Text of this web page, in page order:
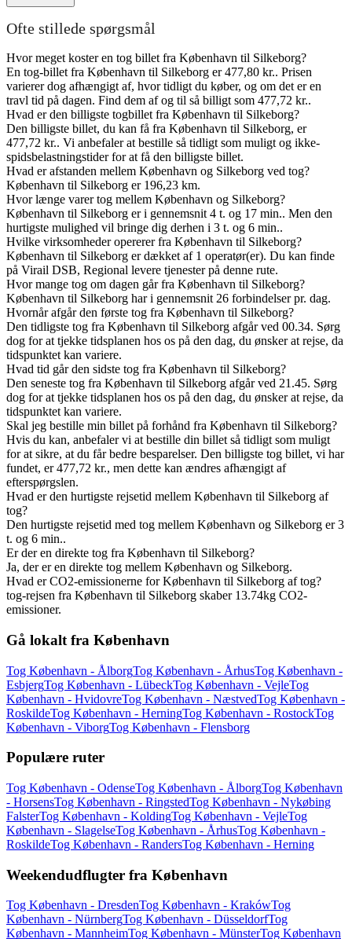
Ofte stillede spørgsmål
Hvor meget koster en tog billet fra København til Silkeborg?
En tog-billet fra København til Silkeborg er 477,80 kr.. Prisen
varierer dog afhængigt af, hvor tidligt du køber, og om det er en
travl tid på dagen. Find dem af og til så billigt som 477,72 kr..
Hvad er den billigste togbillet fra København til Silkeborg?
Den billigste billet, du kan få fra København til Silkeborg, er
477,72 kr.. Vi anbefaler at bestille så tidligt som muligt og ikke-
spidsbelastningstider for at få den billigste billet.
Hvad er afstanden mellem København og Silkeborg ved tog?
København til Silkeborg er 196,23 km.
Hvor længe varer tog mellem København og Silkeborg?
København til Silkeborg er i gennemsnit 4 t. og 17 min.. Men den
hurtigste mulighed vil bringe dig derhen i 3 t. og 6 min..
Hvilke virksomheder opererer fra København til Silkeborg?
København til Silkeborg er dækket af 1 operatør(er). Du kan finde
på Virail DSB, Regional levere tjenester på denne rute.
Hvor mange tog om dagen går fra København til Silkeborg?
København til Silkeborg har i gennemsnit 26 forbindelser pr. dag.
Hvornår afgår den første tog fra København til Silkeborg?
Den tidligste tog fra København til Silkeborg afgår ved 00.34. Sørg
dog for at tjekke tidsplanen hos os på den dag, du ønsker at rejse, da
tidspunktet kan variere.
Hvad tid går den sidste tog fra København til Silkeborg?
Den seneste tog fra København til Silkeborg afgår ved 21.45. Sørg
dog for at tjekke tidsplanen hos os på den dag, du ønsker at rejse, da
tidspunktet kan variere.
Skal jeg bestille min billet på forhånd fra København til Silkeborg?
Hvis du kan, anbefaler vi at bestille din billet så tidligt som muligt
for at sikre, at du får bedre besparelser. Den billigste tog billet, vi har
fundet, er 477,72 kr., men dette kan ændres afhængigt af
efterspørgslen.
Hvad er den hurtigste rejsetid mellem København til Silkeborg af
tog?
Den hurtigste rejsetid med tog mellem København og Silkeborg er 3
t. og 6 min..
Er der en direkte tog fra København til Silkeborg?
Ja, der er en direkte tog mellem København og Silkeborg.
Hvad er CO2-emissionerne for København til Silkeborg af tog?
tog-rejsen fra København til Silkeborg skaber 13.74kg CO2-
emissioner.
Gå lokalt fra København
Tog København - ÅlborgTog København - ÅrhusTog København -
EsbjergTog København - LübeckTog København - VejleTog
København - HvidovreTog København - NæstvedTog København -
RoskildeTog København - HerningTog København - RostockTog
København - ViborgTog København - Flensborg
Populære ruter
Tog København - OdenseTog København - ÅlborgTog København
- HorsensTog København - RingstedTog København - Nykøbing
FalsterTog København - KoldingTog København - VejleTog
København - SlagelseTog København - ÅrhusTog København -
RoskildeTog København - RandersTog København - Herning
Weekendudflugter fra København
Tog København - DresdenTog København - KrakówTog
København - NürnbergTog København - DüsseldorfTog
København - MannheimTog København - MünsterTog København